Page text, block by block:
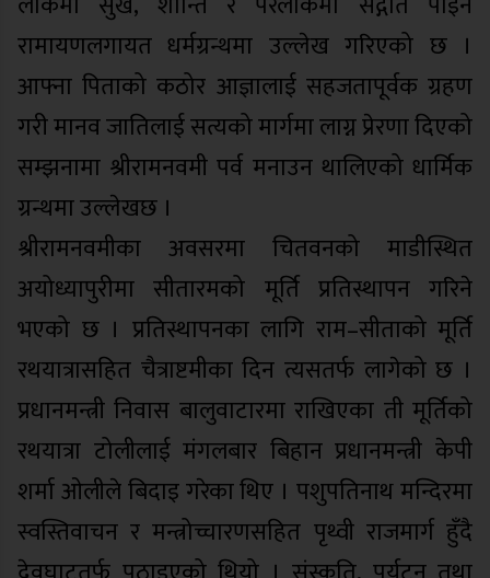
रामायणलगायत धर्मग्रन्थमा उल्लेख गरिएको छ ।
आफ्ना पिताको कठोर आज्ञालाई सहजतापूर्वक ग्रहण
गरी मानव जातिलाई सत्यको मार्गमा लाग्न प्रेरणा दिएको
सम्झनामा श्रीरामनवमी पर्व मनाउन थालिएको धार्मिक
ग्रन्थमा उल्लेखछ ।
श्रीरामनवमीका अवसरमा चितवनको माडीस्थित
अयोध्यापुरीमा सीतारमको मूर्ति प्रतिस्थापन गरिने
भएको छ । प्रतिस्थापनका लागि राम–सीताको मूर्ति
रथयात्रासहित चैत्राष्टमीका दिन त्यसतर्फ लागेको छ ।
प्रधानमन्त्री निवास बालुवाटारमा राखिएका ती मूर्तिको
रथयात्रा टोलीलाई मंगलबार बिहान प्रधानमन्त्री केपी
शर्मा ओलीले बिदाइ गरेका थिए । पशुपतिनाथ मन्दिरमा
स्वस्तिवाचन र मन्त्रोच्चारणसहित पृथ्वी राजमार्ग हुँदै